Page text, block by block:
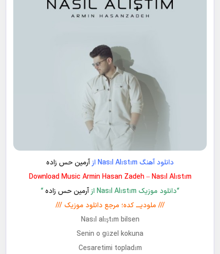
دانلود آهنگ Nasıl Alıstım از
آرمین حس زاده
Download Music Armin Hasan Zadeh – Nasıl Alıstım
“دانلود موزیک Nasıl Alıstım از
آرمین حس زاده“
/// ملودیـــ کده؛ مرجع دانلود موزیک ///
Nasıl alıştım bilsen
Senin o güzel kokuna
Cesaretimi topladım